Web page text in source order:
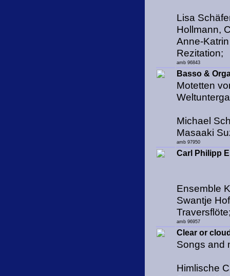
Lisa
Hollmann,
Anne-
Rezitation;
amb 96843
Basso &
Motetten
Michael
Masaaki
amb 97950
Carl Philipp
Ensemble
Swantje
amb 96957
Clear or
Songs and
Himlische